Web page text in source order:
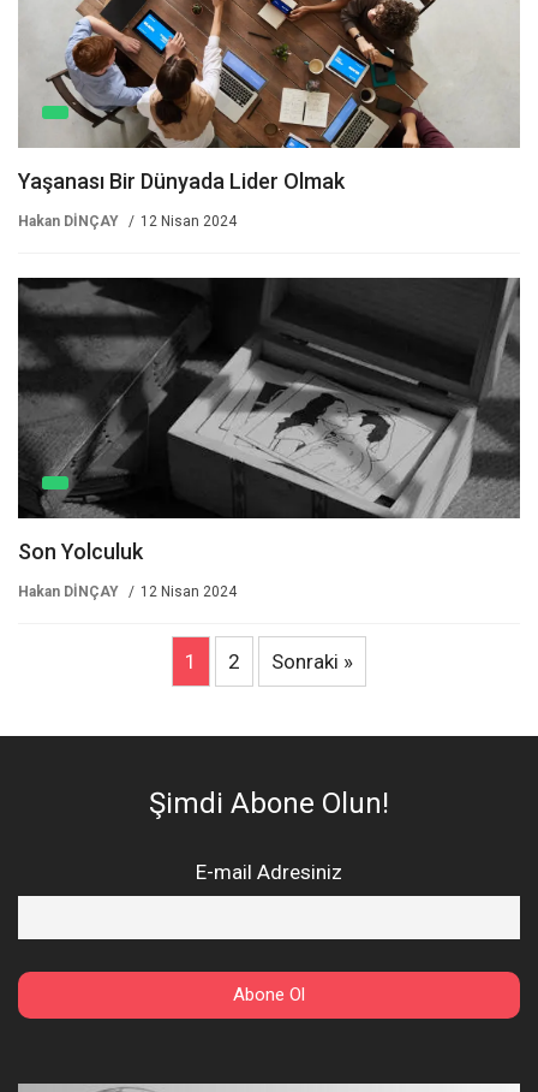
Yaşanası Bir Dünyada Lider Olmak
Hakan DİNÇAY 12 Nisan 2024
Son Yolculuk
Hakan DİNÇAY 12 Nisan 2024
1 2 Sonraki »
Şimdi Abone Olun!
E-mail Adresiniz